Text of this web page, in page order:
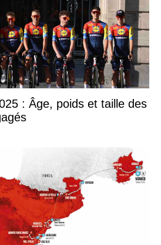
: Âge, poids et taille des